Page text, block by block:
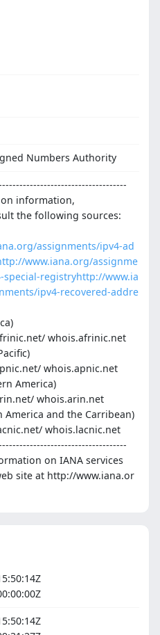
Numbers Authority
information,
the following sources:
assignments/ipv4-ad
www.iana.org/assignme
special-registryhttp://www.ia
ipv4-recovered-addre
whois.afrinic.net
whois.apnic.net
America)
whois.arin.net
America and the Carribean)
whois.lacnic.net
on IANA services
site at http://www.iana.or